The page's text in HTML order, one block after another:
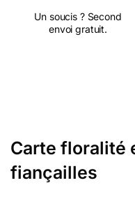
Un soucis ? Second
envoi gratuit.
Carte floralité
fiançailles